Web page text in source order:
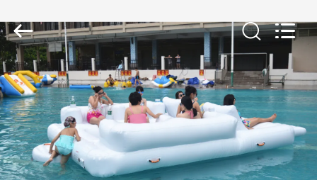
HAUS
PRODUKTE
VIDEOS
Factory.
All
Rights
Reserved.